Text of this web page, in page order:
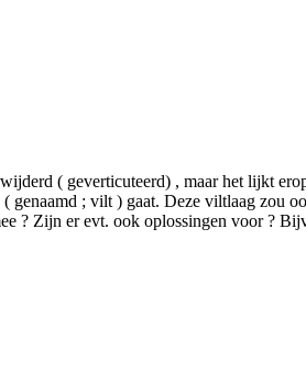
( geverticuteerd) , maar het lijkt
; vilt ) gaat. Deze viltlaag zou
? Zijn er evt. ook oplossingen voor ?